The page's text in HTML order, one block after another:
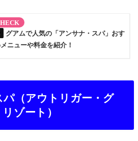
グアムで人気の「アンサナ・スパ」おす
ニューや料金を紹介！
（アウトリガー・グ
ゾート）